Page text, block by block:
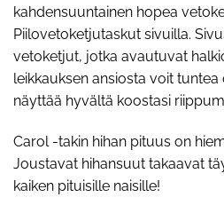
kahdensuuntainen hopea
Piilovetoketjutaskut sivuilla.
vetoketjut, jotka avautuvat
leikkauksen ansiosta voit
näyttää hyvältä koostasi
Carol -takin hihan pituus on
Joustavat hihansuut takaavat
kaiken pituisille naisille!